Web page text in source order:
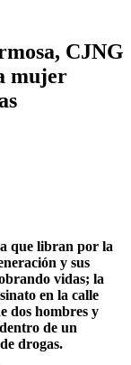
CJNG
mujer
que libran por la
y sus
vidas; la
en la calle
dos hombres y
de un
drogas.